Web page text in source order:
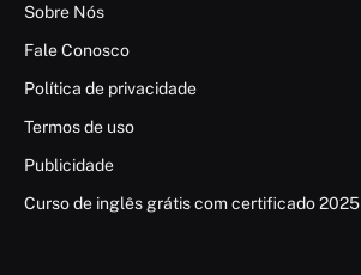
Sobre Nós
Fale Conosco
Política de privacidade
Termos de uso
Publicidade
Curso de inglês grátis com certificado 2025